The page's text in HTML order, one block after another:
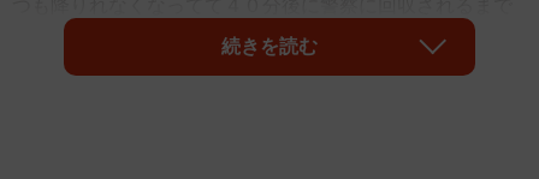
そのままだったらしい」とつぶやき、九十九
（@tsukumo_99_vo）さんがツイッターに投稿した写真が
続きを読む